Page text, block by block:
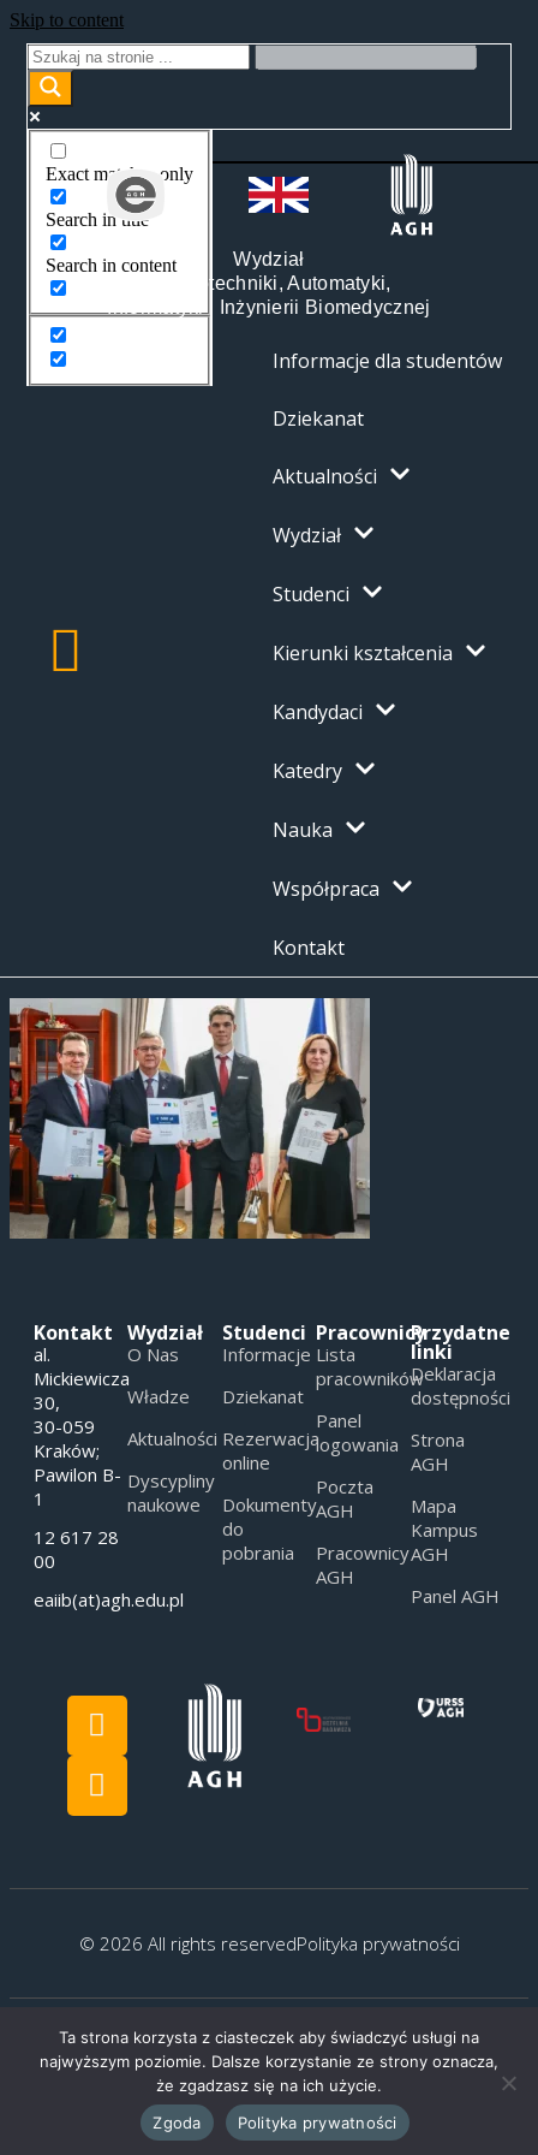
Skip to content
Exact matches only
Search in title
Search in content
Wydział
Elektrotechniki, Automatyki,
Informatyki i Inżynierii Biomedycznej
Informacje dla studentów
Dziekanat
Aktualności
Wydział
Studenci
Kierunki kształcenia
Kandydaci
Katedry
Nauka
Współpraca
Kontakt
Kontakt
al.
Mickiewicza
30,
30-059
Kraków;
Pawilon B-
1
12 617 28
00
eaiib(at)agh.edu.pl
Wydział
O Nas
Władze
Aktualności
Dyscypliny
naukowe
Studenci
Informacje
Dziekanat
Rezerwacja
online
Dokumenty
do
pobrania
Pracownicy
Lista
pracowników
Panel
logowania
Poczta
AGH
Pracownicy
AGH
Przydatne
linki
Deklaracja
dostępności
Strona
AGH
Mapa
Kampus
AGH
Panel AGH
© 2026 All rights reservedPolityka prywatności
Created by: G.Kocyłowski
Ta strona korzysta z ciasteczek aby świadczyć usługi na
najwyższym poziomie. Dalsze korzystanie ze strony oznacza,
że zgadzasz się na ich użycie.
Zgoda
Polityka prywatności